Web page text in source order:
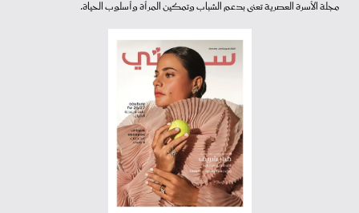
مجلة الأسرة العصرية تعنى بدعم الشباب وتمكين المرأة وأسلوب الحياة.